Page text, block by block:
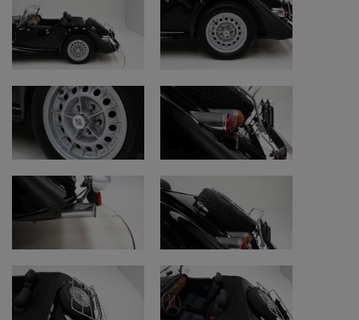
Garantie:
https://www.youtube.com/watch?
v=Mv9nimvtu8M
Kilometerstanden bij oldtimers (km/miles):
https://www.youtube.com/watch?v=j-
sd5QJg5po
Aankoopprocedure:
https://www.youtube.com/watch?
v=NNc9Ag1mDPQ